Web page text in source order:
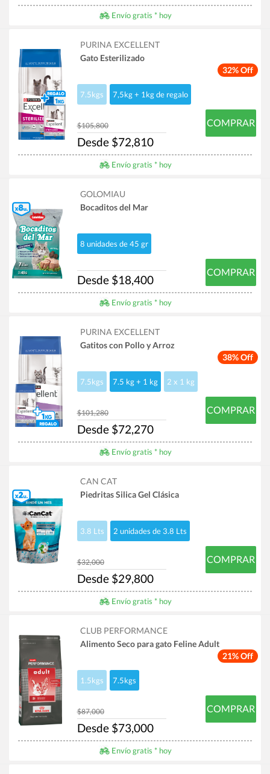
Envío gratis * hoy
32% Off
PURINA EXCELLENT
Gato Esterilizado
7.5kgs 7,5kg + 1kg de regalo
$105,800
Desde $72,810
COMPRAR
Envío gratis * hoy
GOLOMIAU
Bocaditos del Mar
8 unidades de 45 gr
Desde $18,400
COMPRAR
Envío gratis * hoy
38% Off
PURINA EXCELLENT
Gatitos con Pollo y Arroz
7.5kgs 7.5 kg + 1 kg 2 x 1 kg
$101,280
Desde $72,270
COMPRAR
Envío gratis * hoy
CAN CAT
Piedritas Silica Gel Clásica
3.8 Lts 2 unidades de 3.8 Lts
$32,000
Desde $29,800
COMPRAR
Envío gratis * hoy
21% Off
CLUB PERFORMANCE
Alimento Seco para gato Feline Adult
1.5kgs 7.5kgs
$87,000
Desde $73,000
COMPRAR
Envío gratis * hoy